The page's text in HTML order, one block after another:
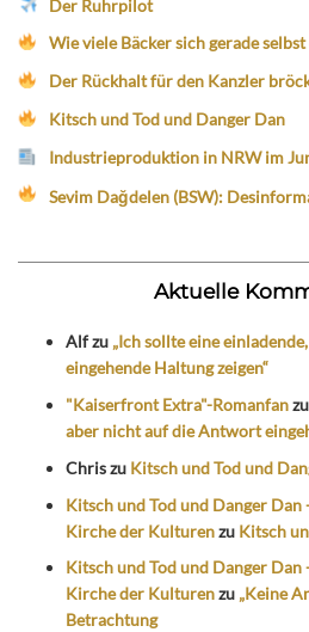
Der Ruhrpilot
Wie viele Bäcker sich gerade
Der Rückhalt für den Kanzler
Kitsch und Tod und Danger Dan
Industrieproduktion in NRW im
Sevim Dağdelen (BSW):
Aktuelle
Alfzu „Ich sollte eine
eingehende Haltung zeigen“
"Kaiserfront Extra"-Romanfanzu
aber nicht auf die Antwort
Chriszu Kitsch und Tod und
Kitsch und Tod und Danger
Kirche der Kulturenzu Kitsch
Kitsch und Tod und Danger Dan
Kirche der Kulturenzu „Keine
Betrachtung